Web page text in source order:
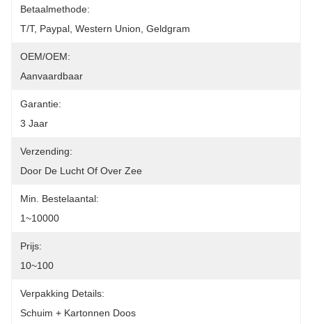
Betaalmethode:
T/T, Paypal, Western Union, Geldgram
OEM/OEM:
Aanvaardbaar
Garantie:
3 Jaar
Verzending:
Door De Lucht Of Over Zee
Min. Bestelaantal:
1~10000
Prijs:
10~100
Verpakking Details:
Schuim + Kartonnen Doos